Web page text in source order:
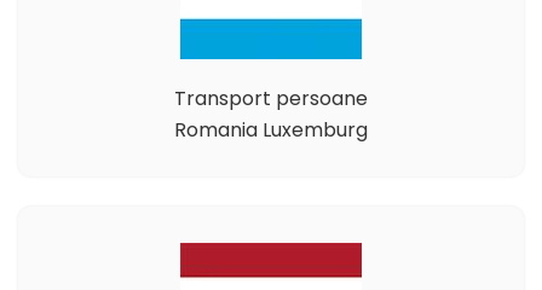
Transport persoane
Romania Luxemburg